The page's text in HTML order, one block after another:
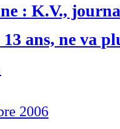
: K.V.,
ans, ne va
2006